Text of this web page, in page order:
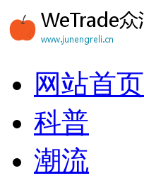
网站首页
科普
潮流